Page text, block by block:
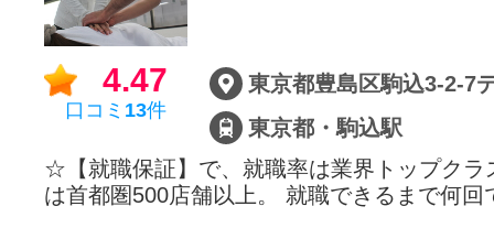
4.47
口コミ 13件
東京都豊島区駒込3-2-7
東京都・駒込駅
☆【就職保証】で、就職率は業界トップク
は首都圏500店舗以上。 就職できるまで何